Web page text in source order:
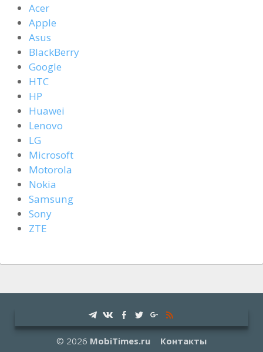
Acer
Apple
Asus
BlackBerry
Google
HTC
HP
Huawei
Lenovo
LG
Microsoft
Motorola
Nokia
Samsung
Sony
ZTE
© 2026 MobiTimes.ru Контакты